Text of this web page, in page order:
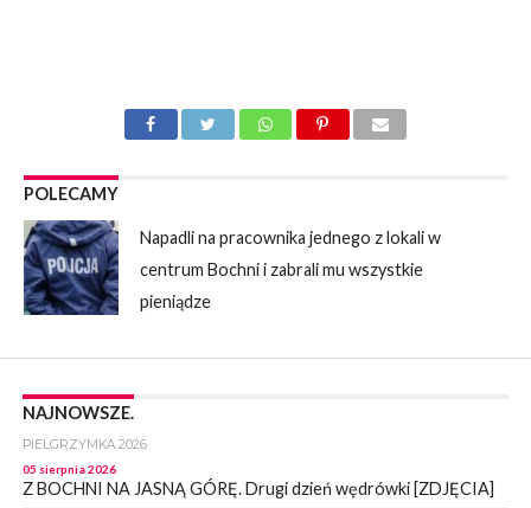
POLECAMY
Napadli na pracownika jednego z lokali w
centrum Bochni i zabrali mu wszystkie
pieniądze
NAJNOWSZE.
PIELGRZYMKA 2026
05 sierpnia 2026
Z BOCHNI NA JASNĄ GÓRĘ. Drugi dzień wędrówki [ZDJĘCIA]